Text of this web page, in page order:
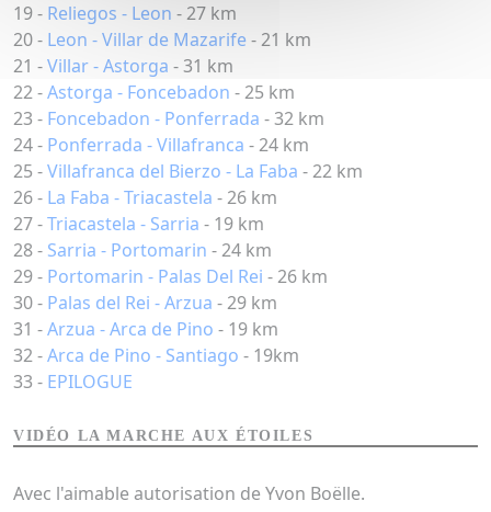
19 - Reliegos - Leon - 27 km
20 - Leon - Villar de Mazarife- 21 km
21 -Villar - Astorga - 31 km
22 -Astorga - Foncebadon - 25 km
23 - Foncebadon - Ponferrada - 32 km
24 - Ponferrada - Villafranca - 24 km
25 -Villafranca del Bierzo - La Faba - 22 km
26 - La Faba - Triacastela - 26 km
27 -Triacastela - Sarria - 19 km
28 - Sarria - Portomarin - 24 km
29 - Portomarin - Palas Del Rei - 26 km
30 - Palas del Rei - Arzua - 29 km
31 -Arzua - Arca de Pino - 19 km
32 -Arca de Pino - Santiago - 19km
33 - EPILOGUE
VIDÉO LA MARCHE AUX ÉTOILES
Avec l'aimable autorisation de Yvon Boëlle.